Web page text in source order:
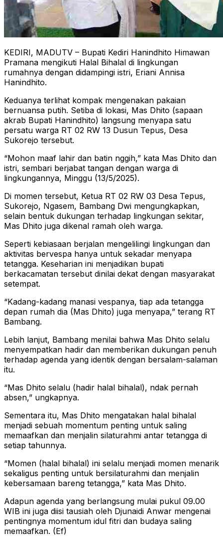
KEDIRI, MADUTV – Bupati Kediri Hanindhito Himawan
Pramana mengikuti Halal Bihalal di lingkungan
rumahnya dengan didampingi istri, Eriani Annisa
Hanindhito.
Keduanya terlihat kompak mengenakan pakaian
bernuansa putih. Setiba di lokasi, Mas Dhito (sapaan
akrab Bupati Hanindhito) langsung menyapa satu
persatu warga RT 02 RW 13 Dusun Tepus, Desa
Sukorejo tersebut.
“Mohon maaf lahir dan batin nggih,” kata Mas Dhito dan
istri, sembari berjabat tangan dengan warga di
lingkungannya, Minggu (13/5/2025).
Di momen tersebut, Ketua RT 02 RW 03 Desa Tepus,
Sukorejo, Ngasem, Bambang Dwi mengungkapkan,
selain bentuk dukungan terhadap lingkungan sekitar,
Mas Dhito juga dikenal ramah oleh warga.
Seperti kebiasaan berjalan mengelilingi lingkungan dan
aktivitas bervespa hanya untuk sekadar menyapa
tetangga. Keseharian ini menjadikan bupati
berkacamatan tersebut dinilai dekat dengan masyarakat
setempat.
“Kadang-kadang manasi vespanya, tiap ada tetangga
depan rumah dia (Mas Dhito) juga menyapa,” terang RT
Bambang.
Lebih lanjut, Bambang menilai bahwa Mas Dhito selalu
menyempatkan hadir dan memberikan dukungan penuh
terhadap agenda yang identik dengan bersalam-salaman
itu.
“Mas Dhito selalu (hadir halal bihalal), ndak pernah
absen,” ungkapnya.
Sementara itu, Mas Dhito mengatakan halal bihalal
menjadi sebuah momentum penting untuk saling
memaafkan dan menjalin silaturahmi antar tetangga di
setiap tahunnya.
“Momen (halal bihalal) ini selalu menjadi momen menarik
sekaligus penting untuk bersilaturahmi dan menjalin
kebersamaan bareng tetangga,” kata Mas Dhito.
Adapun agenda yang berlangsung mulai pukul 09.00
WIB ini juga diisi tausiah oleh Djunaidi Anwar mengenai
pentingnya momentum idul fitri dan budaya saling
memaafkan. (Ef)